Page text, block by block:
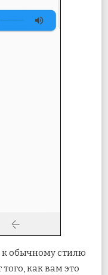
к обычному стилю
как вам это